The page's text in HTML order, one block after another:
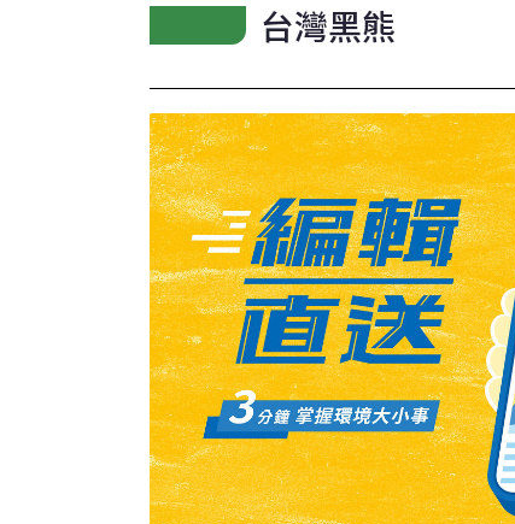
台灣黑熊